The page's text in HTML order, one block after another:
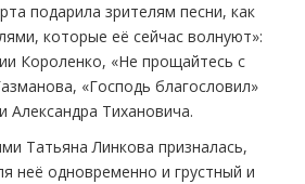
подарила зрителям песни, как
которые её сейчас волнуют»:
Короленко, «Не прощайтесь с
«Господь благословил»
Александра Тихановича.
Татьяна Линкова призналась,
неё одновременно и грустный и